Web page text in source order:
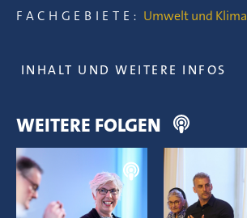
FACHGEBIETE: Umwelt und Klima
INHALT UND WEITERE INFOS
WEITERE FOLGEN